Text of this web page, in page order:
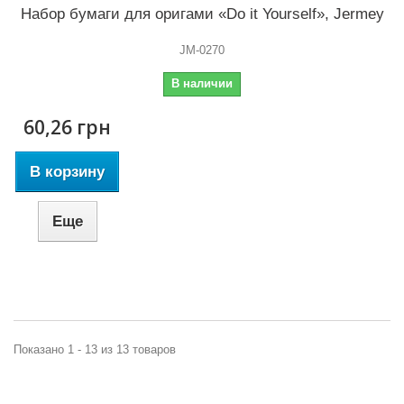
Набор бумаги для оригами «Do it Yourself», Jermey
JM-0270
В наличии
60,26 грн
В корзину
Еще
Показано 1 - 13 из 13 товаров